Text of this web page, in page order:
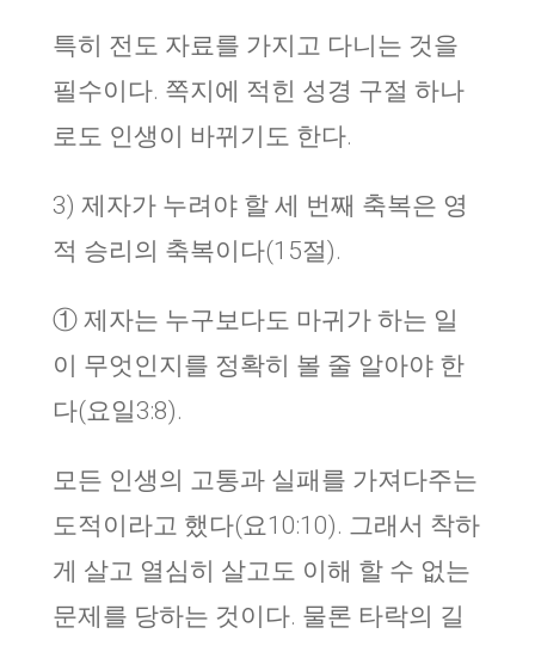
특히 전도 자료를 가지고 다니는 것을
필수이다. 쪽지에 적힌 성경 구절 하나
로도 인생이 바뀌기도 한다.
3) 제자가 누려야 할 세 번째 축복은 영
적 승리의 축복이다(15절).
① 제자는 누구보다도 마귀가 하는 일
이 무엇인지를 정확히 볼 줄 알아야 한
다(요일3:8).
모든 인생의 고통과 실패를 가져다주는
도적이라고 했다(요10:10). 그래서 착하
게 살고 열심히 살고도 이해 할 수 없는
문제를 당하는 것이다. 물론 타락의 길